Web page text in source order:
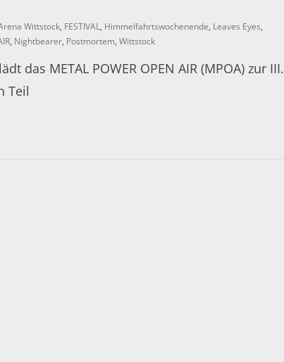
Wittstock, FESTIVAL, Himmelfahrtswochenende, Leaves Eyes,
, Nightbearer, Postmortem, Wittstock
das METAL POWER OPEN AIR (MPOA) zur III.
Teil